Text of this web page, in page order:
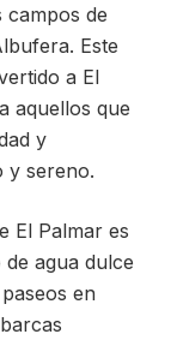
de
Este
a El
aquellos que
y
y sereno.
El Palmar es
agua dulce
en